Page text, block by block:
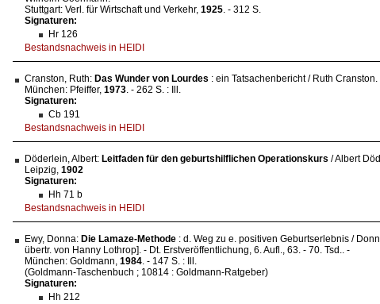
Stuttgart: Verl. für Wirtschaft und Verkehr, 1925. - 312 S.
Signaturen:
Hr 126
Bestandsnachweis in HEIDI
Cranston, Ruth: Das Wunder von Lourdes : ein Tatsachenbericht / Ruth
München: Pfeiffer, 1973. - 262 S. : Ill.
Signaturen:
Cb 191
Bestandsnachweis in HEIDI
Döderlein, Albert: Leitfaden für den geburtshilflichen Operationskurs / Albert
Leipzig, 1902
Signaturen:
Hh 71 b
Bestandsnachweis in HEIDI
Ewy, Donna: Die Lamaze-Methode : d. Weg zu e. positiven Geburtserlebnis /
übertr. von Hanny Lothrop]. - Dt. Erstveröffentlichung, 6. Aufl., 63. - 70. Tsd.. -
München: Goldmann, 1984. - 147 S. : Ill.
(Goldmann-Taschenbuch ; 10814 : Goldmann-Ratgeber)
Signaturen:
Hh 212